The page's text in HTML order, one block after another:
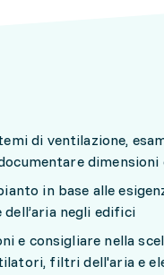
di ventilazione,
in base alle
negli edifici
e consigliare nella
filtri dell'aria e